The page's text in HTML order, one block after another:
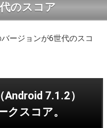
のスコア
ージョンが6世代のスコ
7.1.2）
クスコア。